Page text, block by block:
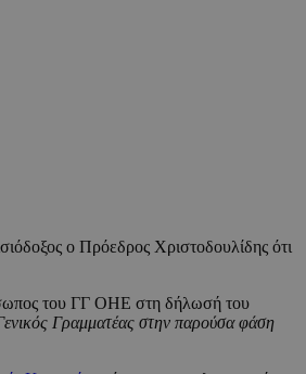
ο Πρόεδρος Χριστοδουλίδης ότι
του ΓΓ ΟΗΕ στη δήλωσή του
Γραμματέας στην παρούσα φάση